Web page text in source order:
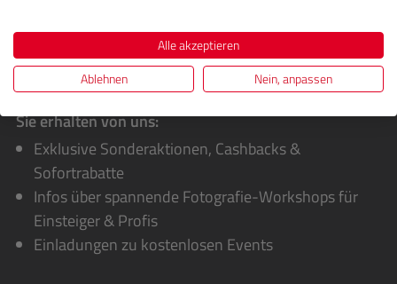
Sie erhalten von uns:
Exklusive Sonderaktionen, Cashbacks &
Sofortrabatte
Infos über spannende Fotografie-Workshops für
Einsteiger & Profis
Einladungen zu kostenlosen Events
Alle akzeptieren
Ablehnen
Nein, anpassen